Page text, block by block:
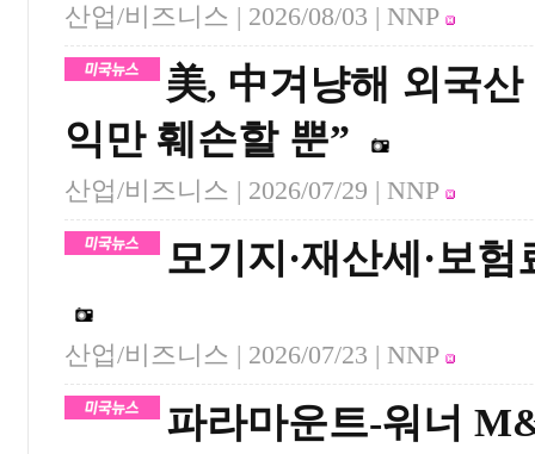
산업/비즈니스 | 2026/08/03 | NNP
美, 中겨냥해 외국
익만 훼손할 뿐”
산업/비즈니스 | 2026/07/29 | NNP
모기지·재산세·보
산업/비즈니스 | 2026/07/23 | NNP
파라마운트-워너